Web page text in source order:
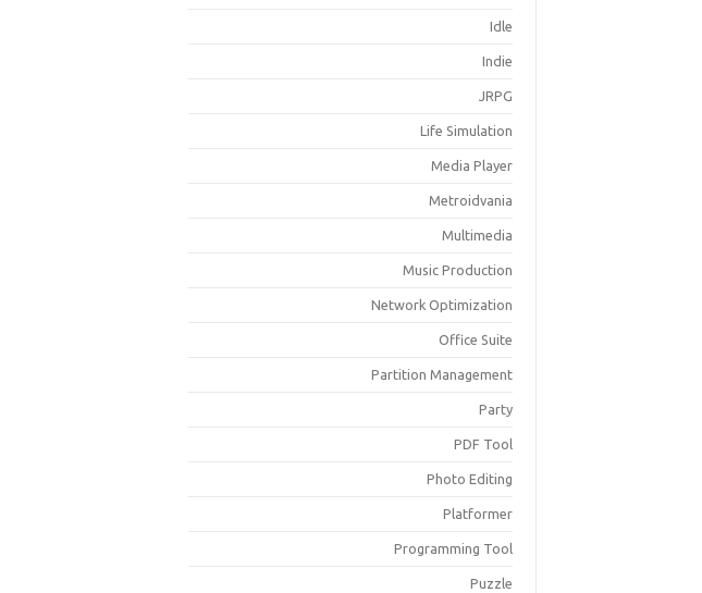
Idle
Indie
JRPG
Life Simulation
Media Player
Metroidvania
Multimedia
Music Production
Network Optimization
Office Suite
Partition Management
Party
PDF Tool
Photo Editing
Platformer
Programming Tool
Puzzle